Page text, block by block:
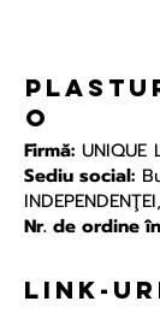
o
Firmă: UNIQUE
Sediu social:
Nr. de ordine
Link-